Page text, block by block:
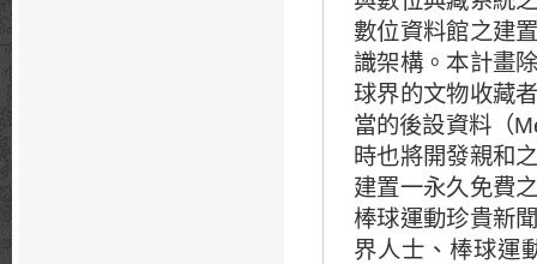
數位資料館之建
識架構。本計畫
球界的文物收藏
當的後設資料（
時也將開發親和
建置一永久免費
棒球運動珍貴新
界人士、棒球運